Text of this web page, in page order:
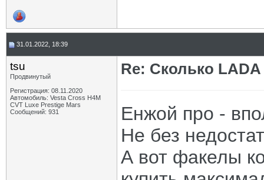
31.01.2022, 18:39
tsu
Продвинутый
Регистрация: 08.11.2020
Автомобиль: Vesta Cross H4M
CVT Luxe Prestige Mars
Сообщений: 931
Re: Сколько
Енжой про -
Не без
А вот факелы